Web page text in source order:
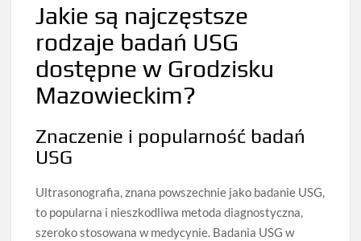
Jakie są najczęstsze
rodzaje badań USG
dostępne w Grodzisku
Mazowieckim?
Znaczenie i popularność badań
USG
Ultrasonografia, znana powszechnie jako badanie USG,
to popularna i nieszkodliwa metoda diagnostyczna,
szeroko stosowana w medycynie. Badania USG w